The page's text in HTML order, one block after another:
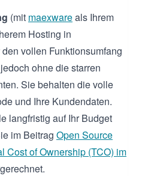
(mit maexwareals Ihrem
Hosting in
den vollen Funktionsumfang
ohne die starren
Sie behalten die volle
und Ihre Kundendaten.
langfristig auf Ihr Budget
im Beitrag Open Source
Cost of Ownership (TCO) im